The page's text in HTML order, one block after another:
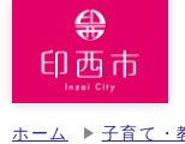
ホーム 子育て・